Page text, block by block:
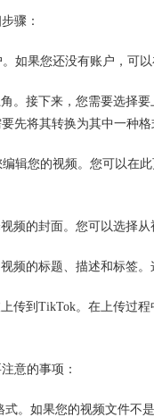
骤：
如果您还没有账户，可以
。接下来，您需要选择
先将其转换为其中一种格
辑您的视频。您可以在
频的封面。您可以选择
频的标题、描述和标签
传到TikTok。在上传过
意的事项：
。如果您的视频文件不